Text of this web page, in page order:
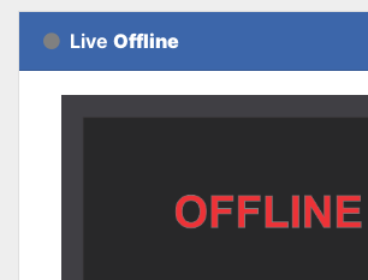
Live Offline